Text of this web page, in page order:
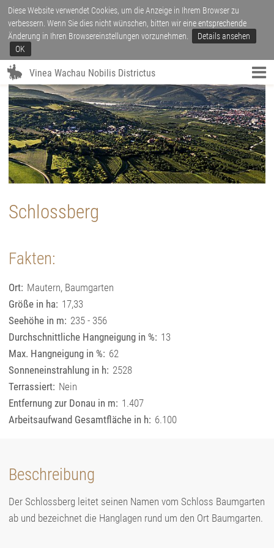
Diese Website verwendet Cookies, um die Anzeige in Ihrem Browser zu
verbessern. Wenn Sie dies nicht wünschen, bitten wir eine entsprechende
Änderung in Ihren Browsereinstellungen vorzunehmen.
Details ansehen
OK
Vinea Wachau Nobilis Districtus
Schlossberg
Fakten:
Ort: Mautern, Baumgarten
Größe in ha: 17,33
Seehöhe in m: 235 - 356
Durchschnittliche Hangneigung in %: 13
Max. Hangneigung in %: 62
Sonneneinstrahlung in h: 2528
Terrassiert: Nein
Entfernung zur Donau in m: 1.407
Arbeitsaufwand Gesamtfläche in h: 6.100
Beschreibung
Der Schlossberg leitet seinen Namen vom Schloss Baumgarten
ab und bezeichnet die Hanglagen rund um den Ort Baumgarten.